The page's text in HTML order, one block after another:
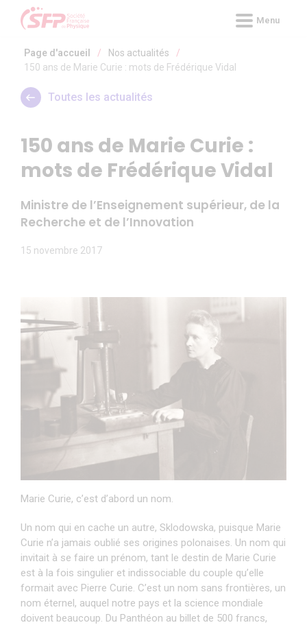
Panneau de gestion des cookies
Menu
Page d'accueil / Nos actualités
/
150 ans de Marie Curie : mots de Frédérique Vidal
Toutes les actualités
150 ans de Marie Curie :
mots de Frédérique Vidal
Ministre de l’Enseignement supérieur, de la
Recherche et de l’Innovation
15 novembre 2017
Marie Curie, c’est d’abord un nom.
Un nom qui en cache un autre, Sklodowska, puisque Marie
Curie n’a jamais oublié ses origines polonaises. Un nom qui
invitait à se faire un prénom, tant le destin de Marie Curie
est à la fois singulier et indissociable du couple qu’elle
formait avec Pierre Curie. C’est un nom sans frontières, un
nom éternel, auquel notre pays et la science mondiale
doivent beaucoup. Du Panthéon au billet de 500 francs,